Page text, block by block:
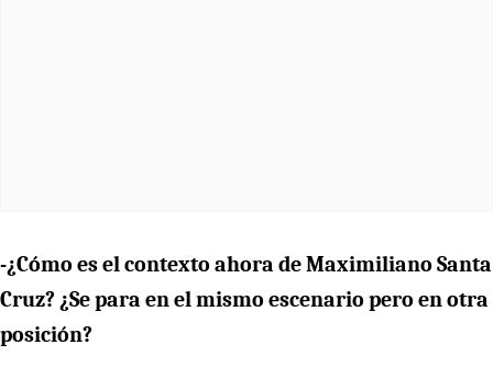
-¿Cómo es el contexto ahora de Maximiliano Santa
Cruz? ¿Se para en el mismo escenario pero en otra
posición?